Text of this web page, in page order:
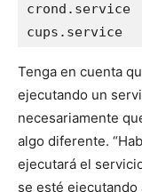
Tenga en cuenta
ejecutando un
necesariamente
algo diferente.
ejecutará el
se esté ejecutando